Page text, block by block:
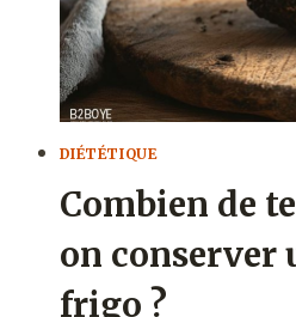
?
DIÉTÉTIQUE
Combien de
on conserver
frigo ?